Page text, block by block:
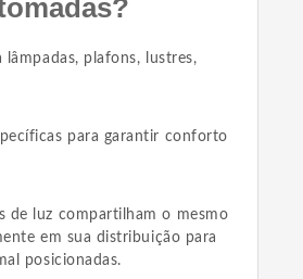
plafons, lustres,
para garantir conforto
de luz compartilham o mesmo
em sua distribuição para
posicionadas.